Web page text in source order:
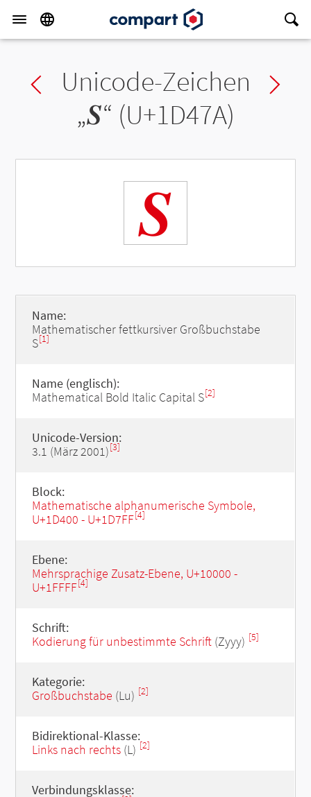
Previous char
Unicode-Zeichen
„𝑺“ (U+1D47A)
𝑺
Name:
Mathematischer fettkursiver Großbuchstabe
S[1]
Name (englisch):
Mathematical Bold Italic Capital S[2]
Unicode-Version:
3.1 (März 2001)[3]
Block:
Mathematische alphanumerische Symbole,
U+1D400 - U+1D7FF[4]
Ebene:
Mehrsprachige Zusatz-Ebene, U+10000 -
U+1FFFF[4]
Schrift:
Kodierung für unbestimmte Schrift(Zyyy) [5]
Kategorie:
Großbuchstabe (Lu) [2]
Bidirektional-Klasse:
Links nach rechts(L) [2]
Verbindungsklasse: